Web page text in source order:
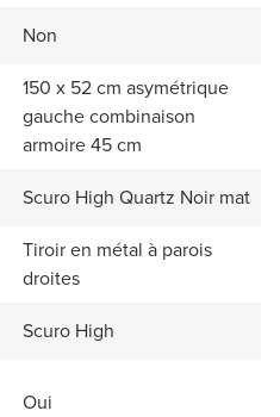
Non
150 x 52 cm asymétrique
gauche combinaison
armoire 45 cm
Scuro High Quartz Noir mat
Tiroir en métal à parois
droites
Scuro High
Oui